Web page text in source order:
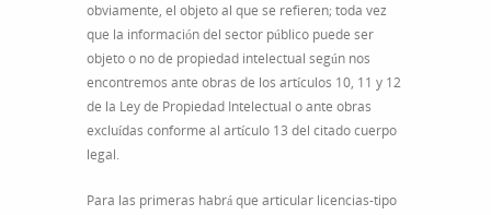
obviamente, el objeto al que se refieren; toda vez
que la información del sector público puede ser
objeto o no de propiedad intelectual según nos
encontremos ante obras de los artículos 10, 11 y 12
de la Ley de Propiedad Intelectual o ante obras
excluídas conforme al artículo 13 del citado cuerpo
legal.
Para las primeras habrá que articular licencias-tipo